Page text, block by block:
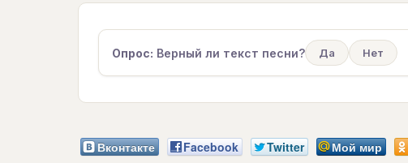
Опрос: Верный ли текст песни? Да Нет
Вконтакте Facebook Twitter Мой мир